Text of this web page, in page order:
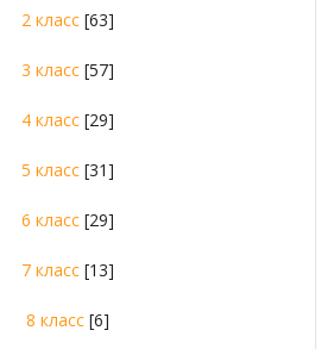
2 класс [63]
3 класс [57]
4 класс [29]
5 класс [31]
6 класс [29]
7 класс [13]
8 класс [6]